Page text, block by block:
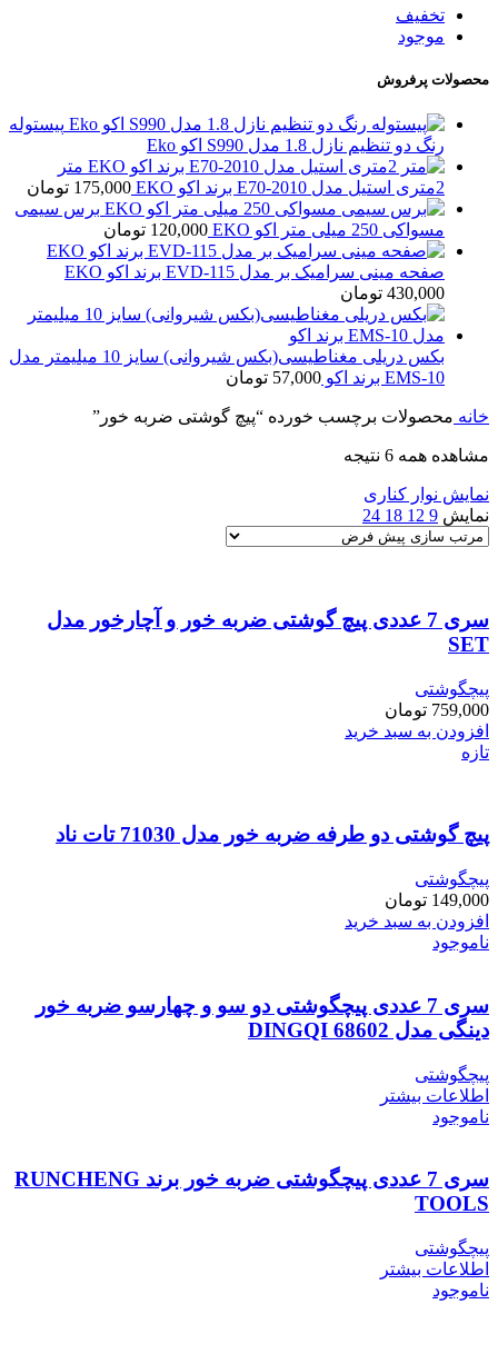
تخفیف
موجود
محصولات پرفروش
پیستوله
رنگ دو تنظیم نازل 1.8 مدل S990 اکو Eko
متر
2متری استیل مدل E70-2010 برند اکو EKO
175,000 تومان
برس سیمی
مسواکی 250 میلی متر اکو EKO
120,000 تومان
صفحه مینی سرامیک بر مدل EVD-115 برند اکو EKO
430,000 تومان
بکس دریلی مغناطیسی(بکس شیروانی) سایز 10 میلیمتر مدل
EMS-10 برند اکو
57,000 تومان
خانه محصولات برچسب خورده “پیچ گوشتی ضربه خور”
مشاهده همه 6 نتیجه
نمایش نوار کناری
نمایش 9
12
18
24
سری 7 عددی پیچ گوشتی ضربه خور و آچارخور مدل
SET
پیچگوشتی
759,000 تومان
افزودن به سبد خرید
تازه
پیچ گوشتی دو طرفه ضربه خور مدل 71030 تات ناد
پیچگوشتی
149,000 تومان
افزودن به سبد خرید
ناموجود
سری 7 عددی پیچگوشتی دو سو و چهارسو ضربه خور
دینگی مدل DINGQI 68602
پیچگوشتی
اطلاعات بیشتر
ناموجود
سری 7 عددی پیچگوشتی ضربه خور برند RUNCHENG
TOOLS
پیچگوشتی
اطلاعات بیشتر
ناموجود